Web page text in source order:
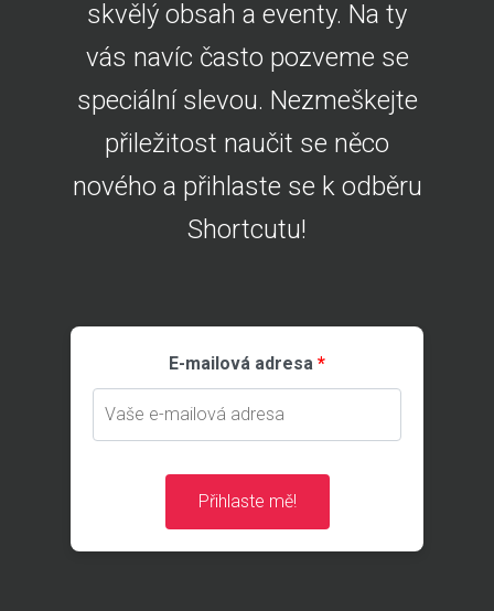
skvělý obsah a eventy. Na ty
vás navíc často pozveme se
speciální slevou. Nezmeškejte
přiležitost naučit se něco
nového a přihlaste se k odběru
Shortcutu!
E-mailová adresa
Přihlaste mě!